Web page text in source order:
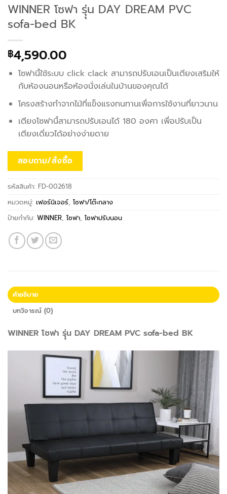
WINNER โซฟา รุุ่น DAY DREAM PVC
sofa-bed BK
฿4,590.00
โซฟานี้ใช้ระบบ click clack สามารถปรับเอนเป็นเตียงเสริมให้
กับห้องนอนหรือห้องนั่งเล่นในบ้านของคุณได้
โครงสร้างทำจากไม้ที่แข็งแรงทนทานเพื่อการใช้งานที่ยาวนาน
เตียงโซฟานี้สามารถปรับเอนได้ 180 องศา เพื่อปรับเป็น
เตียงเดี่ยวได้อย่างง่ายดาย
สอบถาม/สั่งซื้อ
รหัสสินค้า: FD-002618
หมวดหมู่: เฟอร์นิเจอร์, โซฟา/โต๊ะกลาง
ป้ายกำกับ: WINNER, โซฟา, โซฟาปรับนอน
คำอธิบาย
บทวิจารณ์ (0)
WINNER โซฟา รุุ่น DAY DREAM PVC sofa-bed BK